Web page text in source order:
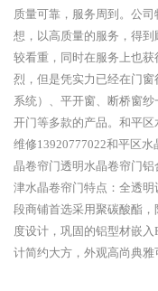
质量可靠，服务周到。公
想，以高质量的服务，得
较看重，同时在服务上也
烈，但是凭实力已经在门
系统）、平开窗、断桥窗
开门等多款的产品。和平
维修13920777022和平区
晶卷帘门透明水晶卷帘门
津水晶卷帘门特点：全透
段商铺首选采用聚碳酸酯
度设计，巩固的铝型材嵌
计简约大方，外观高尚典雅